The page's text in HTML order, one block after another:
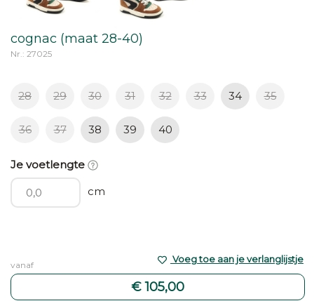
cognac (maat 28-40)
Nr.: 27025
28 29 30 31 32 33 34 35
36 37 38 39 40
Je voetlengte
cm
vanaf
€ 105,00
Voeg toe aan je verlanglijstje